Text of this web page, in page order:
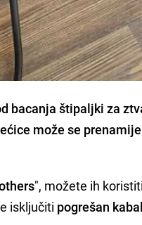
bacanja štipaljki za
može se
", možete ih
isključiti pogrešan kabal